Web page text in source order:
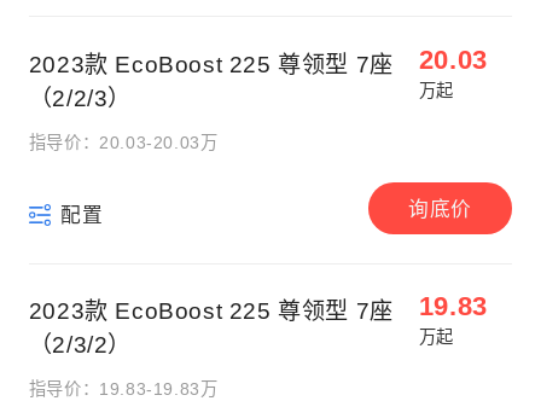
2023款 EcoBoost 225 尊领型 7座
（2/2/3）
20.03
万起
指导价：20.03-20.03万
配置 询底价
2023款 EcoBoost 225 尊领型 7座
（2/3/2）
19.83
万起
指导价：19.83-19.83万